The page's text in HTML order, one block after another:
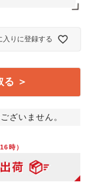
入りに登録する
る ＞
ざいません。
時）